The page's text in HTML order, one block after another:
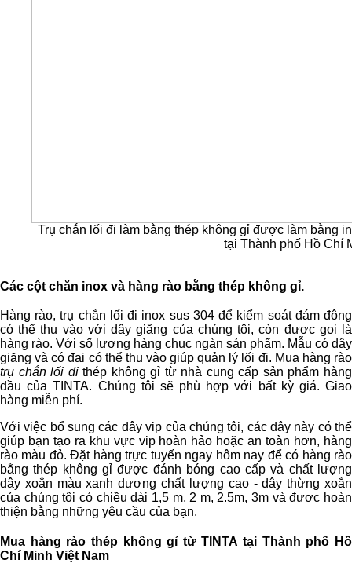
Trụ chắn lối đi làm bằng thép không gỉ được làm bằng
tại Thành phố Hồ Chí
Các cột chăn inox và hàng rào bằng thép không gỉ.
Hàng rào, trụ chắn lối đi inox sus 304 để kiểm soát đám đông
có thể thu vào với dây giăng của chúng tôi, còn được gọi là
hàng rào. Với số lượng hàng chục ngàn sản phẩm. Mẫu có dây
giăng và có đai có thể thu vào giúp quản lý lối đi. Mua hàng rào
trụ chắn lối đithép không gỉ từ nhà cung cấp sản phẩm hàng
đầu của TINTA. Chúng tôi sẽ phù hợp với bất kỳ giá. Giao
hàng miễn phí.
Với việc bổ sung các dây vip của chúng tôi, các dây này có thể
giúp bạn tạo ra khu vực vip hoàn hảo hoặc an toàn hơn, hàng
rào màu đỏ. Đặt hàng trực tuyến ngay hôm nay để có hàng rào
bằng thép không gỉ được đánh bóng cao cấp và chất lượng
dây xoắn màu xanh dương chất lượng cao - dây thừng xoắn
của chúng tôi có chiều dài 1,5 m, 2 m, 2.5m, 3m và được hoàn
thiện bằng những yêu cầu của bạn.
Mua hàng rào thép không gỉ từ TINTA tại Thành phố Hồ
Chí Minh Việt Nam